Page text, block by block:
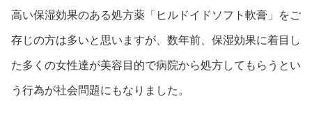
高い保湿効果のある処方薬「ヒルドイドソフト軟膏」をご
存じの方は多いと思いますが、数年前、保湿効果に着目し
た多くの女性達が美容目的で病院から処方してもらうとい
う行為が社会問題にもなりました。